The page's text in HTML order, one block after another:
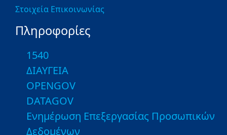
Στοιχεία Επικοινωνίας
Πληροφορίες
1540
ΔΙΑΥΓΕΙΑ
OPENGOV
DATAGOV
Ενημέρωση Επεξεργασίας Προσωπικών
Δεδομένων